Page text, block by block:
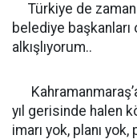
Türkiye de
belediye başkanları
alkışlıyorum..
yıl gerisinde halen
imarı yok, planı